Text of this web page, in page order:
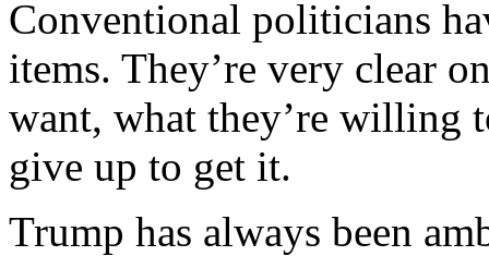
Conventional politicians
items. They’re very clear
want, what they’re willing
give up to get it.
Trump has always been